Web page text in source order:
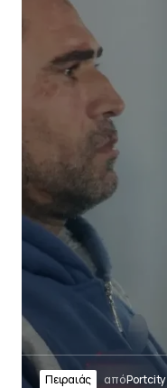
Πειραιάς απόPortcity